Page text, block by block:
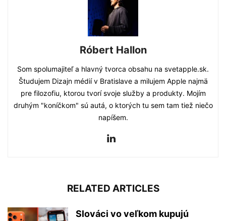
Róbert Hallon
Som spolumajiteľ a hlavný tvorca obsahu na svetapple.sk.
Študujem Dizajn médií v Bratislave a milujem Apple najmä
pre filozofiu, ktorou tvorí svoje služby a produkty. Mojím
druhým "koníčkom" sú autá, o ktorých tu sem tam tiež niečo
napíšem.
RELATED ARTICLES
Slováci vo veľkom kupujú